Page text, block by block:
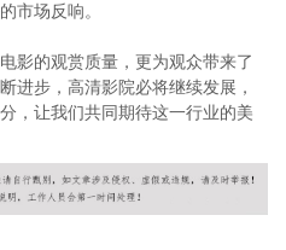
市场反响。
影的观赏质量，更为观众带来了
进步，高清影院必将继续发展，
，让我们共同期待这一行业的美